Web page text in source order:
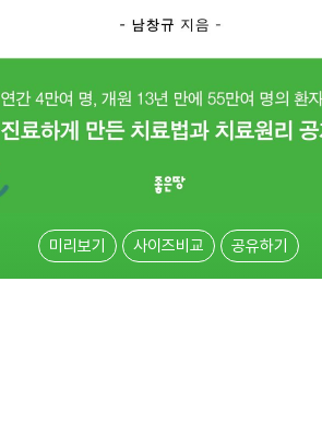
미리보기 사이즈비교 공유하기